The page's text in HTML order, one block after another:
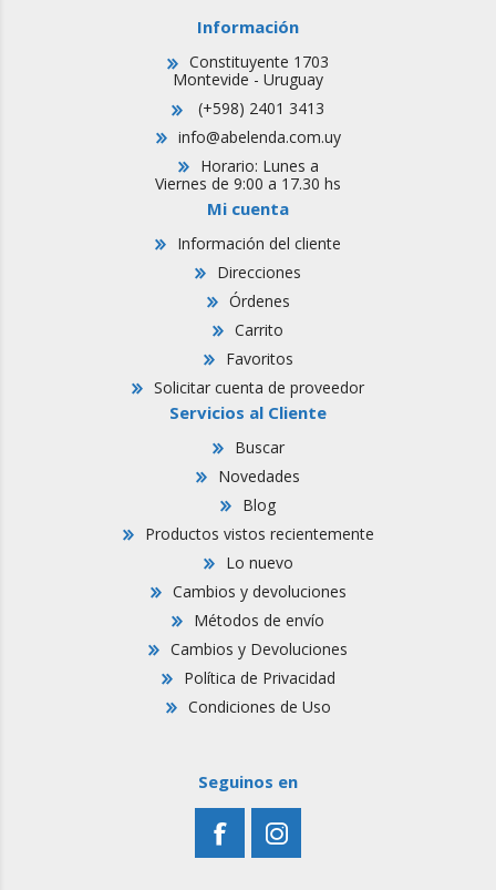
Información
Constituyente 1703
Montevide - Uruguay
(+598) 2401 3413
info@abelenda.com.uy
Horario: Lunes a
Viernes de 9:00 a 17.30 hs
Mi cuenta
Información del cliente
Direcciones
Órdenes
Carrito
Favoritos
Solicitar cuenta de proveedor
Servicios al Cliente
Buscar
Novedades
Blog
Productos vistos recientemente
Lo nuevo
Cambios y devoluciones
Métodos de envío
Cambios y Devoluciones
Política de Privacidad
Condiciones de Uso
Seguinos en